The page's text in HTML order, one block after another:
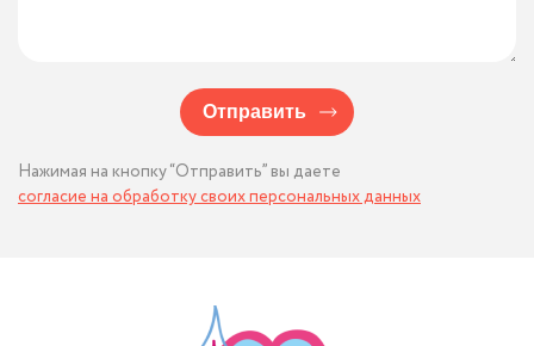
Отправить
Нажимая на кнопку “Отправить” вы даете
согласие на обработку своих персональных данных